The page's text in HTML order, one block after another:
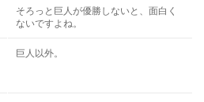
そろっと巨人が優勝しないと、面白く
ないですよね。
巨人以外。